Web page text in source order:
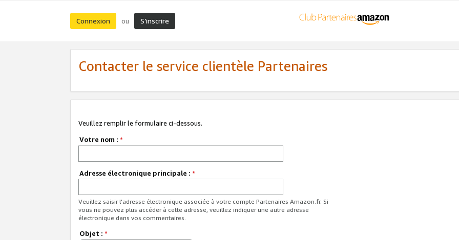
Connexion ou S’inscrire
Contacter le service clientèle Partenaires
Veuillez remplir le formulaire ci-dessous.
Votre nom : *
Adresse électronique principale : *
Veuillez saisir l'adresse électronique associée à votre compte Partenaires Amazon.fr. Si
vous ne pouvez plus accéder à cette adresse, veuillez indiquer une autre adresse
électronique dans vos commentaires.
Objet : *